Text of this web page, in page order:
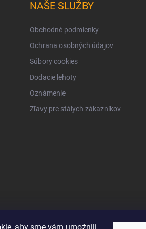
NAŠE SLUŽBY
Obchodné podmienky
Ochrana osobných údajov
Súbory cookies
Dodacie lehoty
Oznámenie
Zľavy pre stálych zákazníkov